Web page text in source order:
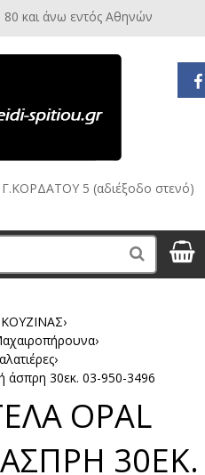
και άνω εντός Αθηνών
5 (αδιέξοδο στενό)
Search
›
›
›
άσπρη 30εκ. 03-950-3496
OPAL
30ΕΚ.